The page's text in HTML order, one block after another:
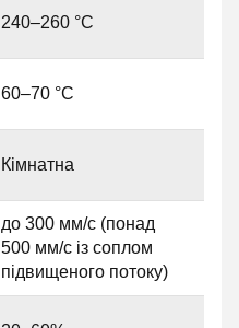
240–260 °C
60–70 °C
Кімнатна
до 300 мм/с (понад
500 мм/с із соплом
підвищеного потоку)